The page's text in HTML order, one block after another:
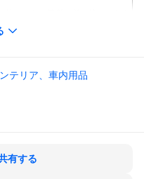
置けます。
お控えください
よる車輌の破損、故障、事故等
テリア、車内用品
有する